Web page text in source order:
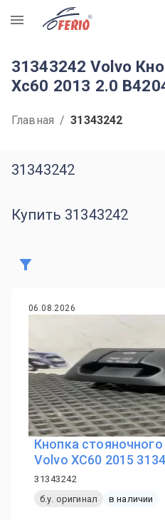
R
31343242 Volvo
Xc60 2013 2.0
Главная / 31343242
31343242
Купить 31343242
06.08.2026
Кнопка
Volvo XC60 2015
31343242
б.у. оригинал
в наличии